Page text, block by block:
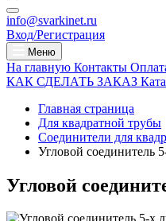
info@svarkinet.ru
Вход/Регистрация
Меню
На главную Контакты
КАК СДЕЛАТЬ ЗАКАЗ
Главная страница
Для квадратной трубы
Соединители для
Угловой соединитель
Угловой